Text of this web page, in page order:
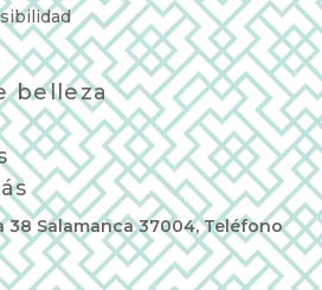
belleza
38 Salamanca 37004, Teléfono